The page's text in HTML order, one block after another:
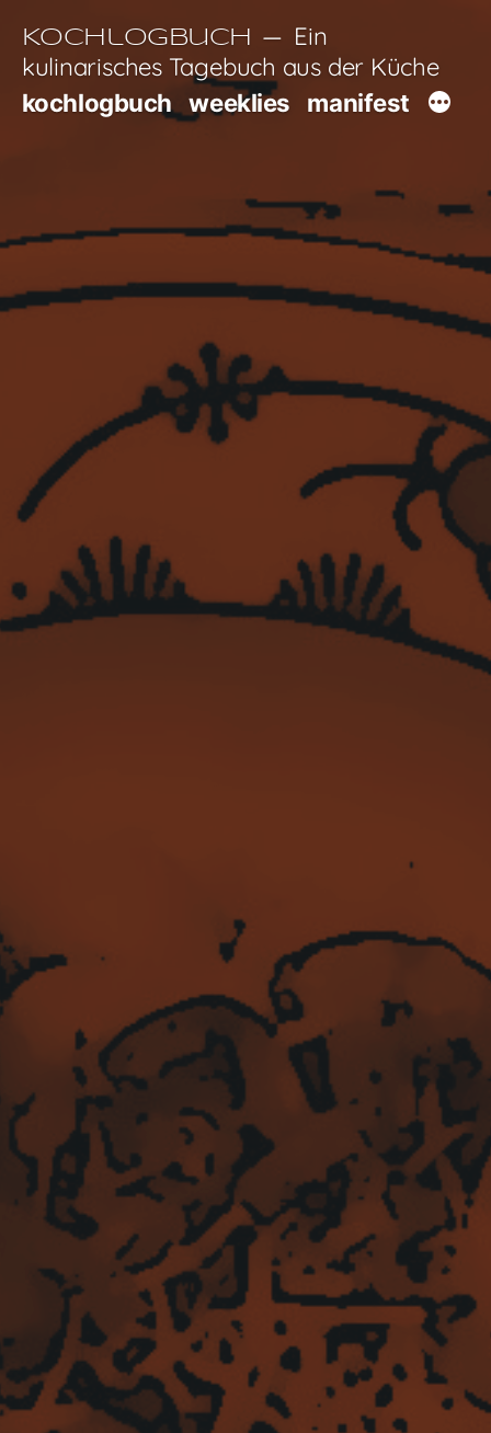
Inhalt
springen
Kochlogbuch
Ein
kulinarisches Tagebuch aus der Küche
kochlogbuch weeklies manifest